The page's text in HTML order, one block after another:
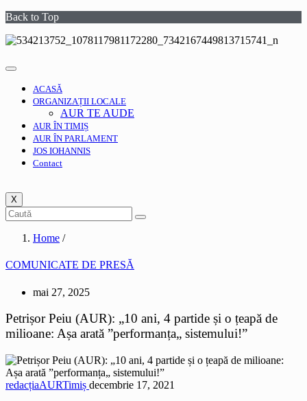
Back to Top
ACASĂ
ORGANIZAȚII LOCALE
AUR TE AUDE
AUR ÎN TIMIȘ
AUR ÎN PARLAMENT
JOS IOHANNIS
Contact
X
Home /
COMUNICATE DE PRESĂ
mai 27, 2025
Petrișor Peiu (AUR): „10 ani, 4 partide și o țeapă de
milioane: Așa arată ”performanța„ sistemului!”
redacțiaAURTimiș decembrie 17, 2021